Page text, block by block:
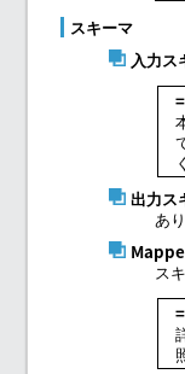
スキーマ
入力ス
出力ス
あ
ス